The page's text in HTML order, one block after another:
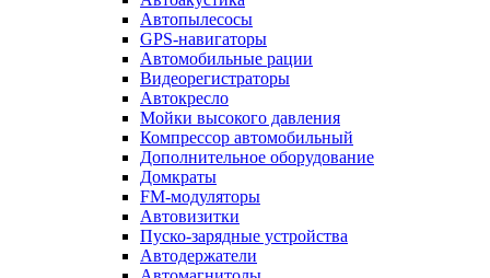
Автопылесосы
GPS-навигаторы
Автомобильные рации
Видеорегистраторы
Автокресло
Мойки высокого давления
Компрессор автомобильный
Дополнительное оборудование
Домкраты
FM-модуляторы
Автовизитки
Пуско-зарядные устройства
Автодержатели